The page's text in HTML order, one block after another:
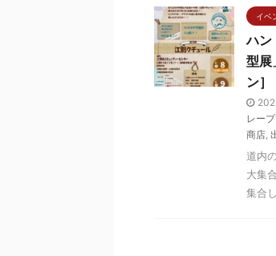
イベ
ハン
型展
ン］
レープ
商店,
道内
大集
集合